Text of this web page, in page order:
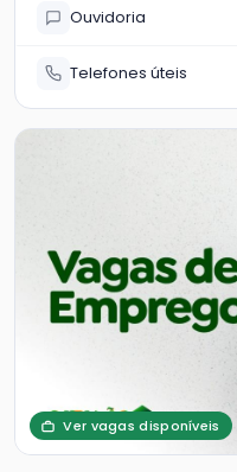
Ouvidoria
Telefones úteis
Ver vagas disponíveis